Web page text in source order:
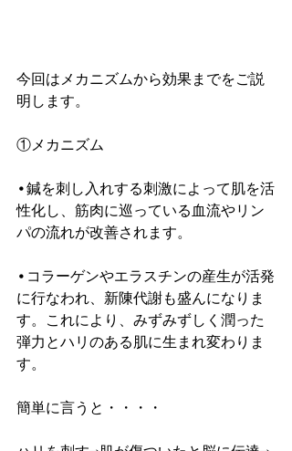
今回はメカニズムから効果までをご説
明します。
①メカニズム
•鍼を刺し入れする刺激によって肌を活
性化し、筋肉に巡っている血流やリン
パの流れが改善されます。
•コラーゲンやエラスチンの産生が活発
に行なわれ、新陳代謝も盛んになりま
す。これにより、みずみずしく潤った
弾力とハリのある肌に生まれ変わりま
す。
簡単に言うと・・・・